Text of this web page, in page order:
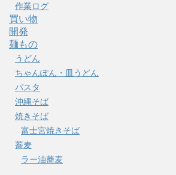
作業ログ
買い物
開発
麺もの
うどん
ちゃんぽん・皿うどん
パスタ
沖縄そば
焼きそば
富士宮焼きそば
蕎麦
ラー油蕎麦